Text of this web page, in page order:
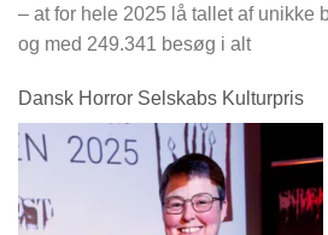
– at for hele 2025 lå tallet af unikke
og med 249.341 besøg i alt
Dansk Horror Selskabs Kulturpris